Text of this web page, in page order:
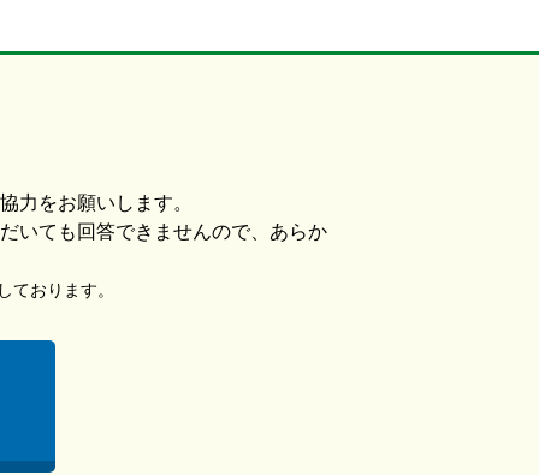
力をお願いします。
いても回答できませんので、あらか
おります。